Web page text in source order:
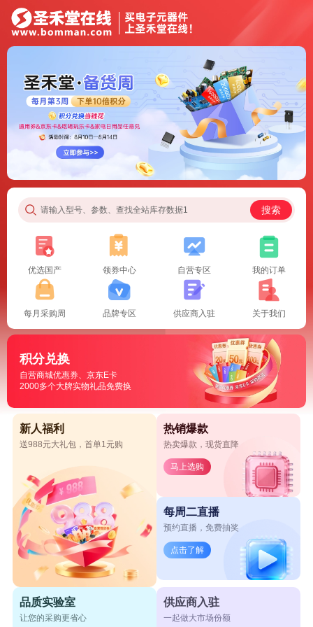
请输入型号、参数、查找全站库存数据1 搜索
优选国产 领券中心 自营专区 我的订单
每月采购周 品牌专区 供应商入驻 关于我们
积分兑换
自营商城优惠券、京东E卡
2000多个大牌实物礼品免费换
新人福利
送988元大礼包，首单1元购
热销爆款
热卖爆款，现货直降
马上选购
每周二直播
预约直播，免费抽奖
点击了解
品质实验室
让您的采购更省心
供应商入驻
一起做大市场份额